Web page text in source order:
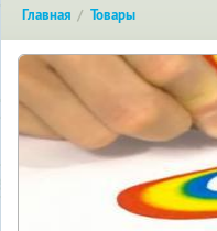
Главная Товары